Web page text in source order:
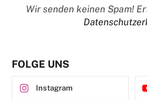
Wir senden keinen Spam!
FOLGE UNS
Instagram